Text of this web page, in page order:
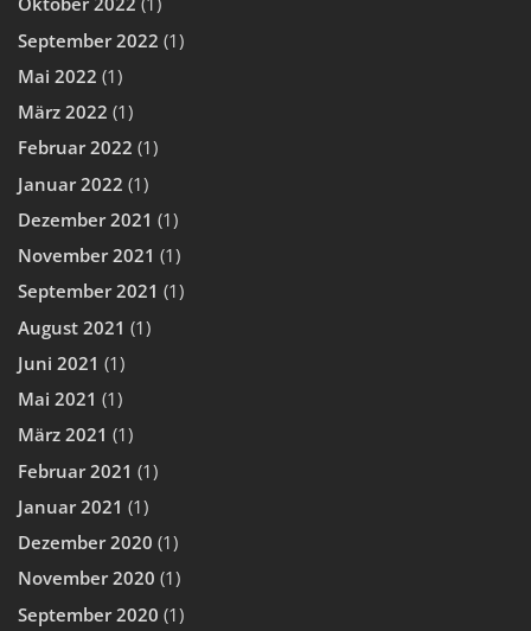
September 2022 (1)
Mai 2022 (1)
März 2022 (1)
Februar 2022 (1)
Januar 2022 (1)
Dezember 2021 (1)
November 2021 (1)
September 2021 (1)
August 2021 (1)
Juni 2021 (1)
Mai 2021 (1)
März 2021 (1)
Februar 2021 (1)
Januar 2021 (1)
Dezember 2020 (1)
November 2020 (1)
September 2020 (1)